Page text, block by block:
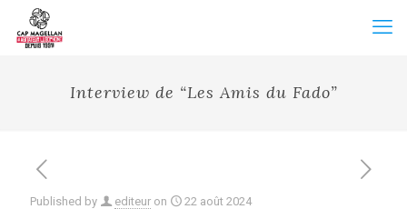
Interview de “Les Amis du Fado”
Published by editeur on 22 août 2024